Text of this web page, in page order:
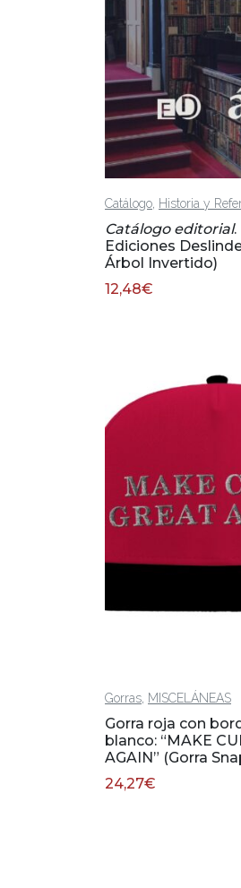
Catálogo Historia y
Catálogo editorial.
Ediciones
Árbol Invertido)
12,48€
Gorras MISCELÁNEAS
Gorra roja con
blanco: “MAKE
AGAIN” (Gorra
24,27€